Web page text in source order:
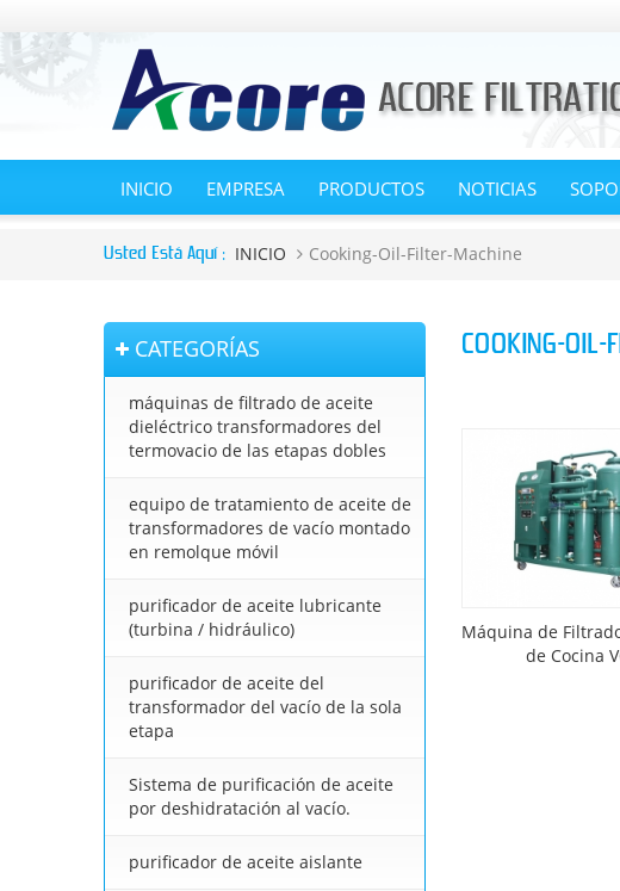
INICIO EMPRESA PRODUCTOS NOTICIAS
Usted Está Aquí : INICIO Cooking-Oil-Filter-Machine
CATEGORÍAS
máquinas de filtrado de aceite
dieléctrico transformadores del
termovacio de las etapas dobles
equipo de tratamiento de aceite de
transformadores de vacío montado
en remolque móvil
purificador de aceite lubricante
(turbina / hidráulico)
purificador de aceite del
transformador del vacío de la sola
etapa
Sistema de purificación de aceite
por deshidratación al vacío.
purificador de aceite aislante
COOKING-OIL-
Máquina de
de Cocina